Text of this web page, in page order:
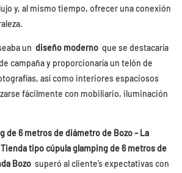
y, al mismo tiempo, ofrecer una conexión
un diseño moderno que se destacaría
campaña y proporcionaría un telón de
así como interiores espaciosos
fácilmente con mobiliario, iluminación
de 6 metros de diámetro de Bozo – La
Tienda tipo cúpula glamping de 6 metros de
Bozo superó al cliente’s expectativas con